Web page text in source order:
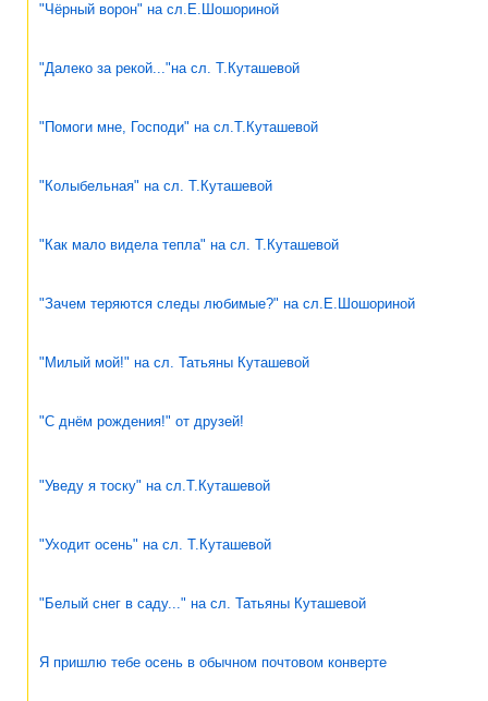
"Чёрный ворон" на сл.Е.Шошориной
"Далеко за рекой..."на сл. Т.Куташевой
"Помоги мне, Господи" на сл.Т.Куташевой
"Колыбельная" на сл. Т.Куташевой
"Как мало видела тепла" на сл. Т.Куташевой
"Зачем теряются следы любимые?" на сл.Е.Шошориной
"Милый мой!" на сл. Татьяны Куташевой
"С днём рождения!" от друзей!
"Уведу я тоску" на сл.Т.Куташевой
"Уходит осень" на сл. Т.Куташевой
"Белый снег в саду..." на сл. Татьяны Куташевой
Я пришлю тебе осень в обычном почтовом конверте